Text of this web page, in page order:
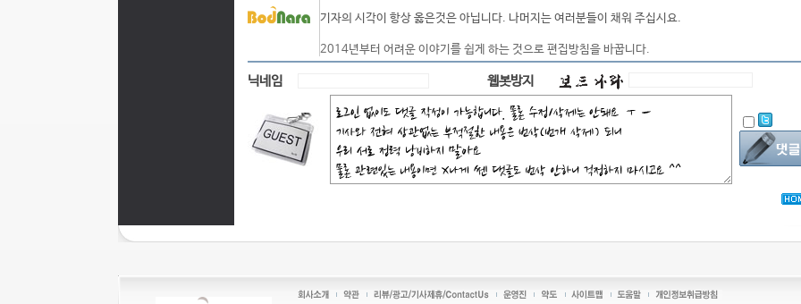
기자의 시각이 항상 옳은것은 아닙니다. 나머지는 여러분들이 채워 주십시요.
2014년부터 어려운 이야기를 쉽게 하는 것으로 편집방침을 바꿉니다.
닉네임 웹봇방지